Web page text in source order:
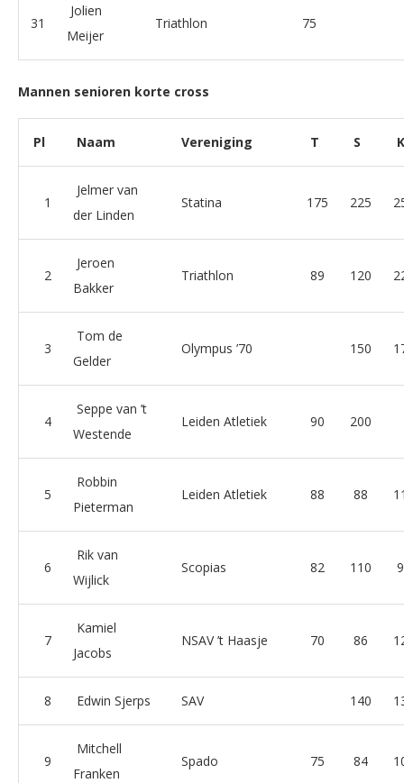
31
Jolien
Meijer
Triathlon 75
Mannen senioren korte cross
Pl Naam Vereniging T S K
1
Jelmer van
der Linden
Statina 175 225
2
Jeroen
Bakker
Triathlon 89 120
3
Tom de
Gelder
Olympus ’70 150
4
Seppe van ’t
Westende
Leiden Atletiek 90 200
5
Robbin
Pieterman
Leiden Atletiek 88 88
6
Rik van
Wijlick
Scopias 82 110
7
Kamiel
Jacobs
NSAV ’t Haasje 70 86
8 Edwin Sjerps SAV 140
9
Mitchell
Franken
Spado 75 84